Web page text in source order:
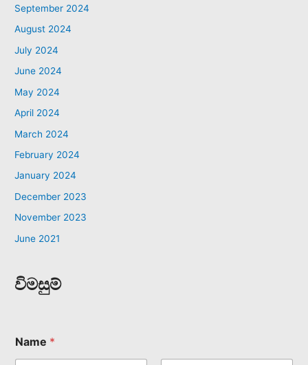
September 2024
August 2024
July 2024
June 2024
May 2024
April 2024
March 2024
February 2024
January 2024
December 2023
November 2023
June 2021
විමසුම්
Name *